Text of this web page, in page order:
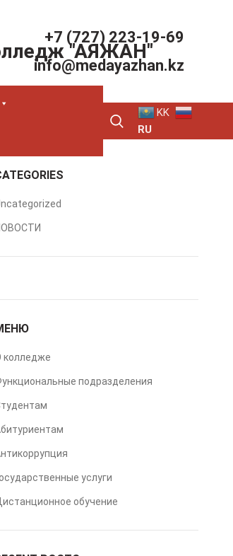
"АЯЖАН"
+7 (727) 223-19-69
info@medayazhan.kz
KK
RU
колледже
подразделения
услуги
обучение